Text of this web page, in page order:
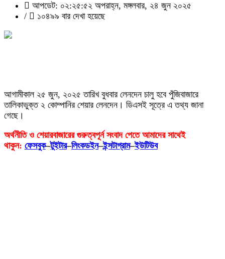
আপডেট: ০২:২৫:৫২ অপরাহ্ন, মঙ্গলবার, ২৪ জুন ২০২৫
/
১০৪৯৯ বার দেখা হয়েছে
আগামীকাল ২৫ জুন, ২০২৫ তারিখ বুধবার লেনদেন চালু হবে পুঁজিবাজারে
তালিকাভুক্ত ২ কোম্পানির শেয়ার লেনদেন। ডিএসই সূত্রে এ তথ্য জানা
গেছে।
অর্থনীতি ও শেয়ারবাজারের গুরুত্বপূর্ন সংবাদ পেতে আমাদের সাথেই
থাকুন: ফেসবুক–টুইটার–লিংকডইন–ইন্সটাগ্রাম–ইউটিউব